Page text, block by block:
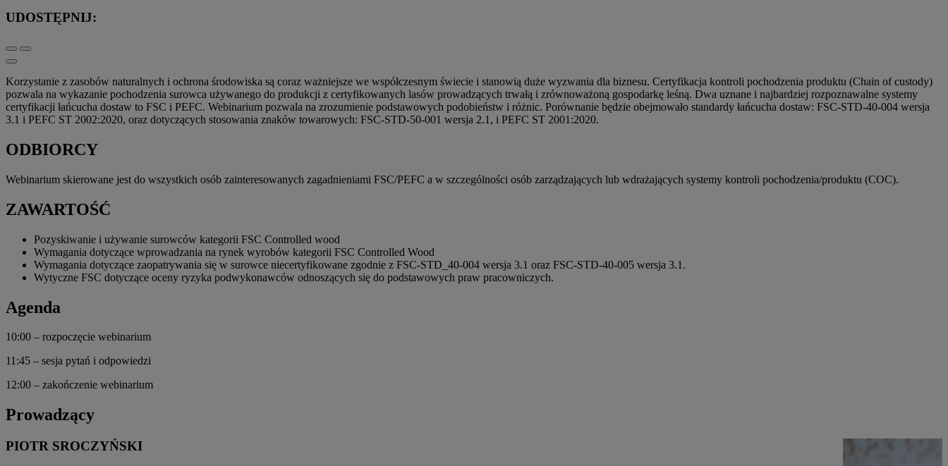
UDOSTĘPNIJ:
Korzystanie z zasobów naturalnych i ochrona środowiska są coraz ważniejsze we współczesnym świecie i stanowią duże wyzwania dla biznesu. Certyfikacja kontroli pochodzenia produktu (Chain of custody)
pozwala na wykazanie pochodzenia surowca używanego do produkcji z certyfikowanych lasów prowadzących trwałą i zrównoważoną gospodarkę leśną. Dwa uznane i najbardziej rozpoznawalne systemy
certyfikacji łańcucha dostaw to FSC i PEFC. Webinarium pozwala na zrozumienie podstawowych podobieństw i różnic. Porównanie będzie obejmowało standardy łańcucha dostaw: FSC-STD-40-004 wersja
3.1 i PEFC ST 2002:2020, oraz dotyczących stosowania znaków towarowych: FSC-STD-50-001 wersja 2.1, i PEFC ST 2001:2020.
ODBIORCY
Webinarium skierowane jest do wszystkich osób zainteresowanych zagadnieniami FSC/PEFC a w szczególności osób zarządzających lub wdrażających systemy kontroli pochodzenia/produktu (COC).
ZAWARTOŚĆ
Pozyskiwanie i używanie surowców kategorii FSC Controlled wood
Wymagania dotyczące wprowadzania na rynek wyrobów kategorii FSC Controlled Wood
Wymagania dotyczące zaopatrywania się w surowce niecertyfikowane zgodnie z FSC-STD_40-004 wersja 3.1 oraz FSC-STD-40-005 wersja 3.1.
Wytyczne FSC dotyczące oceny ryzyka podwykonawców odnoszących się do podstawowych praw pracowniczych.
Agenda
10:00 – rozpoczęcie webinarium
11:45 – sesja pytań i odpowiedzi
12:00 – zakończenie webinarium
Prowadzący
PIOTR SROCZYŃSKI